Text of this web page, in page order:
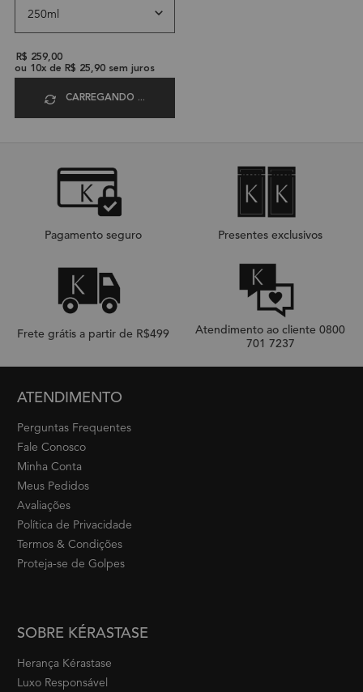
R$ 259,00
ou 10x de R$ 25,90 sem juros
CARREGANDO ...
Pagamento seguro Presentes exclusivos
Frete grátis a partir de R$499
Atendimento ao cliente 0800
701 7237
ATENDIMENTO
Perguntas Frequentes
Fale Conosco
Minha Conta
Meus Pedidos
Avaliações
Política de Privacidade
Termos & Condições
Proteja-se de Golpes
SOBRE KÉRASTASE
Herança Kérastase
Luxo Responsável